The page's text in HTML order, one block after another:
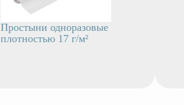
Простыни одноразовые
плотностью 17 г/м²